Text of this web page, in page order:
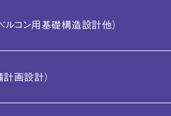
ルコン用基礎構造設計他）
計画設計）